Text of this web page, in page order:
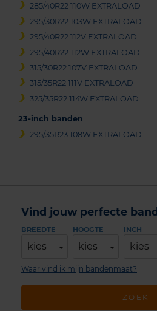
285/40R22 110W EXTRALOAD
295/30R22 103W EXTRALOAD
295/40R22 112V EXTRALOAD
295/40R22 112W EXTRALOAD
315/30R22 107V EXTRALOAD
315/35R22 111V EXTRALOAD
325/35R22 114W EXTRALOAD
23-inch banden
295/35R23 108W EXTRALOAD
Vind jouw perfecte band
BREEDTE
kies
HOOGTE
kies
INCH
kies
ZOEK
Waar vind ik mijn bandenmaat?